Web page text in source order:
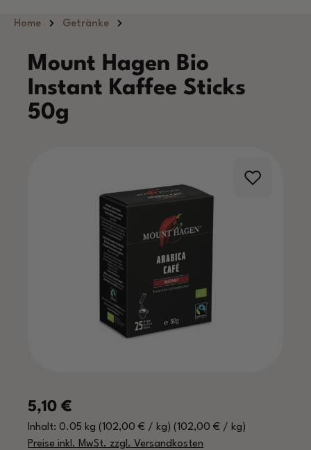
Hauptinhalt springen
Home Getränke
Mount Hagen Bio
Instant Kaffee Sticks
50g
Regulärer Preis:
5,10 €
Inhalt: 0.05 kg (102,00 € / kg) (102,00 € / kg)
Preise inkl. MwSt. zzgl. Versandkosten